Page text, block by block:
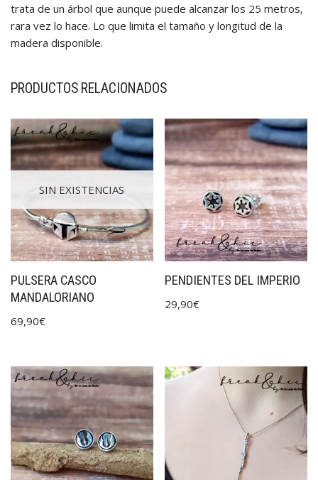
trata de un árbol que aunque puede alcanzar los 25 metros,
rara vez lo hace. Lo que limita el tamaño y longitud de la
madera disponible.
PRODUCTOS RELACIONADOS
SIN EXISTENCIAS
PULSERA CASCO
MANDALORIANO
69,90€
PENDIENTES DEL IMPERIO
29,90€